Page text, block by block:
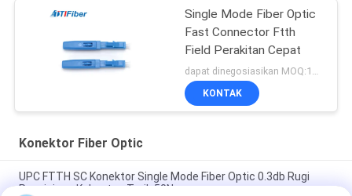
Single Mode Fiber Optic
Fast Connector Ftth
Field Perakitan Cepat
dapat dinegosiasikan MOQ:1000
KONTAK
Konektor Fiber Optic
UPC FTTH SC Konektor Single Mode Fiber Optic 0.3db Rugi
Penyisipan Kekuatan Tarik 50N